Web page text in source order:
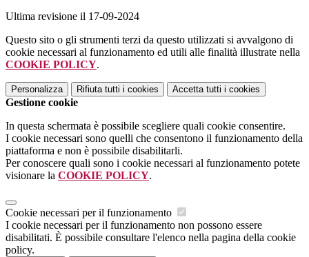
Ultima revisione il 17-09-2024
Questo sito o gli strumenti terzi da questo utilizzati si avvalgono di
cookie necessari al funzionamento ed utili alle finalità illustrate nella
COOKIE POLICY.
Personalizza Rifiuta tutti i cookies Accetta tutti i cookies
Gestione cookie
In questa schermata è possibile scegliere quali cookie consentire.
I cookie necessari sono quelli che consentono il funzionamento della
piattaforma e non è possibile disabilitarli.
Per conoscere quali sono i cookie necessari al funzionamento potete
visionare la COOKIE POLICY.
Cookie necessari per il funzionamento
I cookie necessari per il funzionamento non possono essere
disabilitati. È possibile consultare l'elenco nella pagina della cookie
policy.